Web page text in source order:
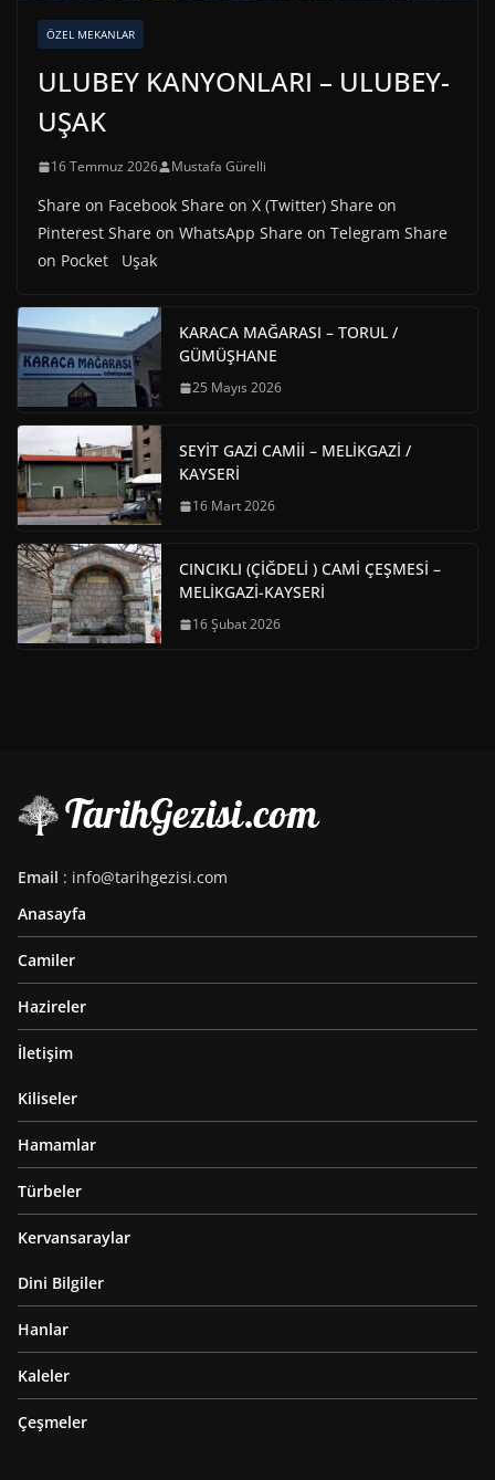
ÖZEL MEKANLAR
ULUBEY KANYONLARI – ULUBEY-
UŞAK
16 Temmuz 2026 Mustafa Gürelli
Share on Facebook Share on X (Twitter) Share on
Pinterest Share on WhatsApp Share on Telegram Share
on Pocket Uşak
KARACA MAĞARASI – TORUL /
GÜMÜŞHANE
25 Mayıs 2026
SEYİT GAZİ CAMİİ – MELİKGAZİ /
KAYSERİ
16 Mart 2026
CINCIKLI (ÇİĞDELİ ) CAMİ ÇEŞMESİ –
MELİKGAZİ-KAYSERİ
16 Şubat 2026
Email : info@tarihgezisi.com
Anasayfa
Camiler
Hazireler
İletişim
Kiliseler
Hamamlar
Türbeler
Kervansaraylar
Dini Bilgiler
Hanlar
Kaleler
Çeşmeler